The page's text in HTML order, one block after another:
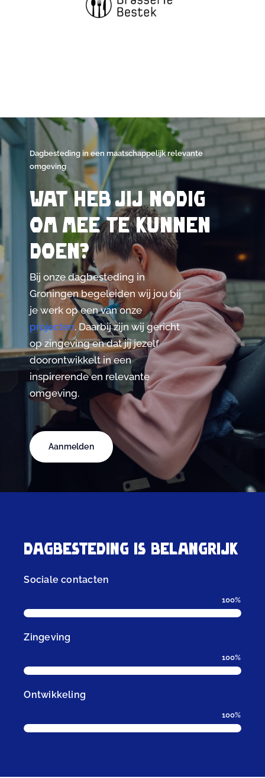
Dagbesteding in een maatschappelijk relevante
omgeving
Wat heb jij nodig
om mee te kunnen
doen?
Bij onze dagbesteding in
Groningen begeleiden wij jou bij
je werk op een van onze
projecten. Daarbij zijn wij gericht
op zingeving en dat jij jezelf
doorontwikkelt in een
inspirerende en relevante
omgeving.
Aanmelden
Dagbesteding is belangrijk
Sociale contacten
100%
Zingeving
100%
Ontwikkeling
100%